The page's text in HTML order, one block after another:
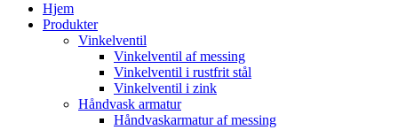
Hjem
Produkter
Vinkelventil
Vinkelventil af messing
Vinkelventil i rustfrit stål
Vinkelventil i zink
Håndvask armatur
Håndvaskarmatur af messing